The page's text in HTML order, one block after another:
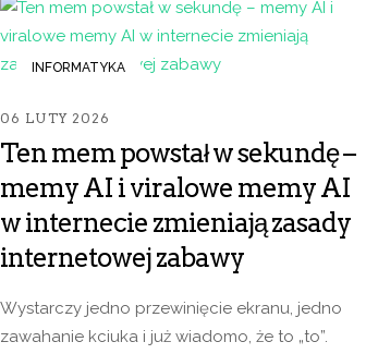
Ten mem powstał w sekundę –
memy AI i viralowe memy AI
w internecie zmieniają zasady
internetowej zabawy
06 LUTY 2026
INFORMATYKA
Wystarczy jedno przewinięcie ekranu, jedno
zawahanie kciuka i już wiadomo, że to „to”.